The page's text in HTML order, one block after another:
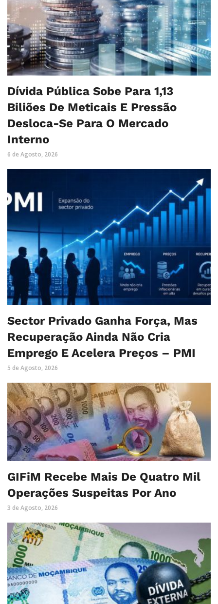
Dívida Pública Sobe Para 1,13
Biliões De Meticais E Pressão
Desloca-Se Para O Mercado
Interno
6 de Agosto, 2026
Sector Privado Ganha Força, Mas
Recuperação Ainda Não Cria
Emprego E Acelera Preços – PMI
5 de Agosto, 2026
GIFiM Recebe Mais De Quatro Mil
Operações Suspeitas Por Ano
3 de Agosto, 2026